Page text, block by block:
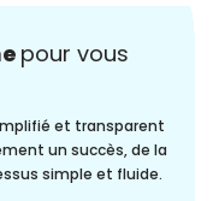
pour vous
et transparent
un succès, de la
simple et fluide.